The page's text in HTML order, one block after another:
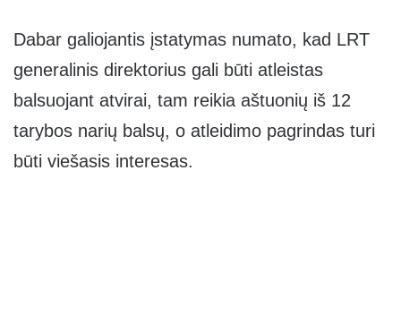
Dabar galiojantis įstatymas numato, kad LRT
generalinis direktorius gali būti atleistas
balsuojant atvirai, tam reikia aštuonių iš 12
tarybos narių balsų, o atleidimo pagrindas turi
būti viešasis interesas.